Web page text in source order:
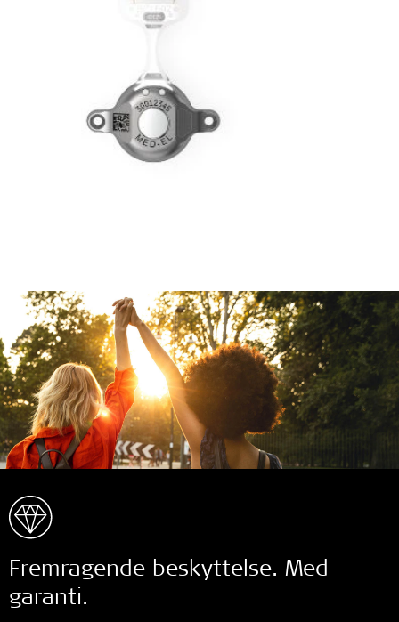
Fremragende beskyttelse. Med
garanti.